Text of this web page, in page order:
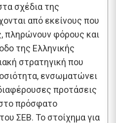
σχέδια της
από εκείνους που
πληρώνουν φόρους και
της Ελληνικής
στρατηγική που
ενσωματώνει
προτάσεις
πρόσφατο
ΣΕΒ. Το στοίχημα για